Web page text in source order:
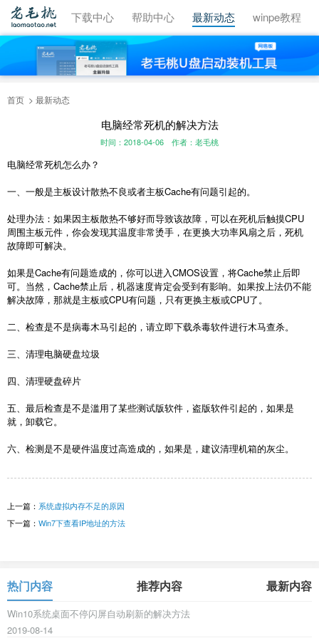
视频教程 下载中心 帮助中心 最新动态 winpe教程
首页 最新动态
电脑经常死机的解决方法
时间：2018-04-06 作者：老毛桃
电脑经常死机怎么办？
一、一般是主板设计散热不良或者主板Cache有问题引起的。
处理办法：如果因主板散热不够好而导致该故障，可以在死机后触摸CPU
周围主板元件，你会发现其温度非常烫手，在更换大功率风扇之后，死机
故障即可解决。
如果是Cache有问题造成的，你可以进入CMOS设置，将Cache禁止后即
可。当然，Cache禁止后，机器速度肯定会受到有影响。如果按上法仍不能
解决故障，那就是主板或CPU有问题，只有更换主板或CPU了。
二、检查是不是病毒木马引起的，请立即下载杀毒软件进行木马查杀。
三、清理电脑硬盘垃圾
四、清理硬盘碎片
五、最后检查是不是滥用了某些测试版软件，盗版软件引起的，如果是
就，卸载它。
六、检测是不是硬件温度过高造成的，如果是，建议清理机箱的灰尘。
上一篇： 系统虚拟内存不足的原因
下一篇： Win7下查看IP地址的方法
热门内容 推荐内容 最新内容
Win10系统桌面不停闪屏自动刷新的解决方法
2019-08-14